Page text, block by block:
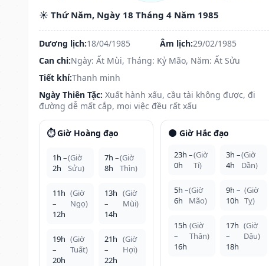
☀️ Thứ Năm, Ngày 18 Tháng 4 Năm 1985
Dương lịch:18/04/1985 Âm lịch:29/02/1985
Can chi:Ngày: Ất Mùi, Tháng: Kỷ Mão, Năm: Ất Sửu
Tiết khí:Thanh minh
Ngày Thiên Tặc: Xuất hành xấu, cầu tài không được, đi
đường dễ mất cắp, mọi việc đều rất xấu
⏱️ Giờ Hoàng đạo
1h –
2h
(Giờ
Sửu)
7h –
8h
(Giờ
Thìn)
11h
–
12h
(Giờ
Ngọ)
13h
–
14h
(Giờ
Mùi)
19h
–
20h
(Giờ
Tuất)
21h
–
22h
(Giờ
Hợi)
🌑 Giờ Hắc đạo
23h –
0h
(Giờ
Tí)
3h –
4h
(Giờ
Dần)
5h –
6h
(Giờ
Mão)
9h –
10h
(Giờ
Tỵ)
15h
–
16h
(Giờ
Thân)
17h
–
18h
(Giờ
Dậu)